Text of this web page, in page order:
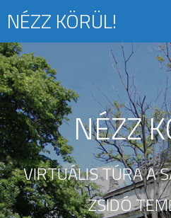
NÉZZ KÖRÜL!
NÉZZ
VIRTUÁLIS TÚRA A
ZSIDÓ